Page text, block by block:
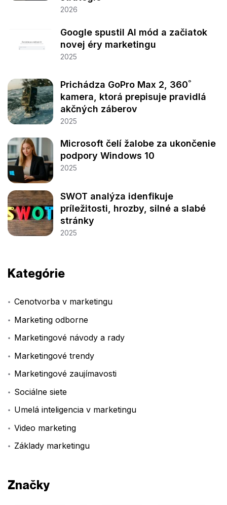
2026
Google spustil AI mód a začiatok
novej éry marketingu
2025
Prichádza GoPro Max 2, 360˚
kamera, ktorá prepisuje pravidlá
akčných záberov
2025
Microsoft čelí žalobe za ukončenie
podpory Windows 10
2025
SWOT analýza idenfikuje
príležitosti, hrozby, silné a slabé
stránky
2025
Kategórie
Cenotvorba v marketingu
Marketing odborne
Marketingové návody a rady
Marketingové trendy
Marketingové zaujímavosti
Sociálne siete
Umelá inteligencia v marketingu
Video marketing
Základy marketingu
Značky